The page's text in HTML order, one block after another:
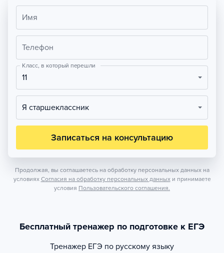
Имя
Телефон
Класс, в который перешли
11
Я старшеклассник
Записаться на консультацию
Продолжая, вы соглашаетесь на обработку персональных данных на
условиях Согласия на обработку персональных данных и принимаете
условия Пользовательского соглашения.
Бесплатный тренажер по подготовке к ЕГЭ
Тренажер ЕГЭ по русскому языку